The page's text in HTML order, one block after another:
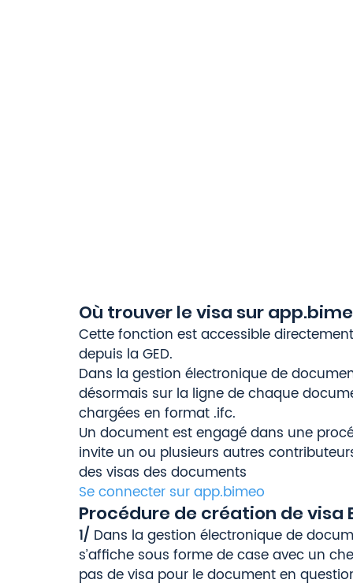
Où trouver le visa sur
Cette fonction est accessible
depuis la GED.
Dans la gestion électronique de
désormais sur la ligne de chaque
chargées en format .ifc.
Un document est engagé dans une
invite un ou plusieurs autres
des visas des documents
Se connecter sur app.bimeo
Procédure de création de visa
1/ Dans la gestion électronique de
s’affiche sous forme de case avec un
pas de visa pour le document en